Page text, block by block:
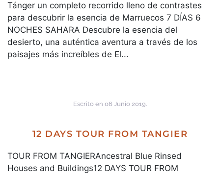
Tánger un completo recorrido lleno de contrastes
para descubrir la esencia de Marruecos 7 DÍAS 6
NOCHES SAHARA Descubre la esencia del
desierto, una auténtica aventura a través de los
paisajes más increíbles de El...
Escrito en 06 Junio 2019.
12 DAYS TOUR FROM TANGIER
TOUR FROM TANGIERAncestral Blue Rinsed
Houses and Buildings12 DAYS TOUR FROM